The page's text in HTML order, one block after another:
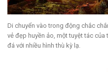
Di chuyển vào trong động chắc
vẻ đẹp huyền ảo, một tuyệt tác
đá với nhiều hình thù kỳ lạ.